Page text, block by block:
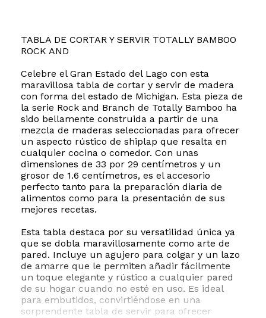
TABLA DE CORTAR Y SERVIR TOTALLY BAMBOO
ROCK AND
Celebre el Gran Estado del Lago con esta
maravillosa tabla de cortar y servir de madera
con forma del estado de Michigan. Esta pieza de
la serie Rock and Branch de Totally Bamboo ha
sido bellamente construida a partir de una
mezcla de maderas seleccionadas para ofrecer
un aspecto rústico de shiplap que resalta en
cualquier cocina o comedor. Con unas
dimensiones de 33 por 29 centímetros y un
grosor de 1.6 centímetros, es el accesorio
perfecto tanto para la preparación diaria de
alimentos como para la presentación de sus
mejores recetas.
Esta tabla destaca por su versatilidad única ya
que se dobla maravillosamente como arte de
pared. Incluye un agujero para colgar y un lazo
de amarre que le permiten añadir fácilmente
un toque elegante y rústico a cualquier pared
de su hogar cuando no esté en uso. Es ideal
para embutidos, convirtiéndose en una
sorprendente tabla de servir para ofrecer